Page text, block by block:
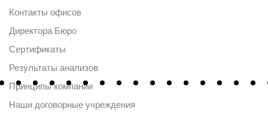
Контакты офисов
Директора Бюро
Сертификаты
Результаты анализов
Принципы компании
Наши договорные учреждения